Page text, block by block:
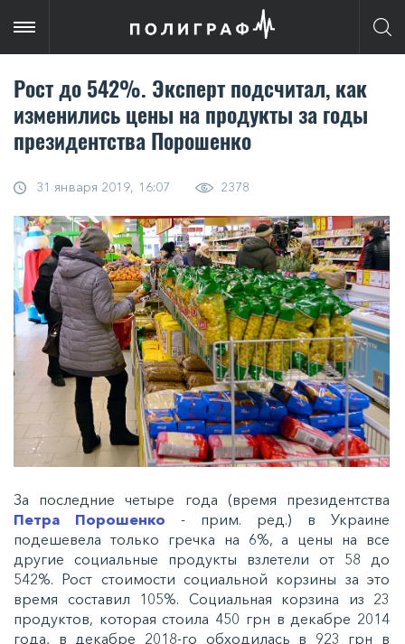
Рост до 542%. Эксперт подсчитал, как
изменились цены на продукты за годы
президентства Порошенко
31 января 2019, 16:07 2378
За последние четыре года (время президентства
Петра Порошенко - прим. ред.) в Украине
подешевела только гречка на 6%, а цены на все
другие социальные продукты взлетели от 58 до
542%. Рост стоимости социальной корзины за это
время составил 105%. Социальная корзина из 23
продуктов, которая стоила 450 грн в декабре 2014
года, в декабре 2018-го обходилась в 923 грн в